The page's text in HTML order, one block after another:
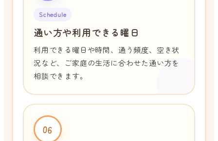
Schedule
通い方や利用できる曜日
利用できる曜日や時間、通う頻度、空き状
況など、ご家庭の生活に合わせた通い方を
相談できます。
06